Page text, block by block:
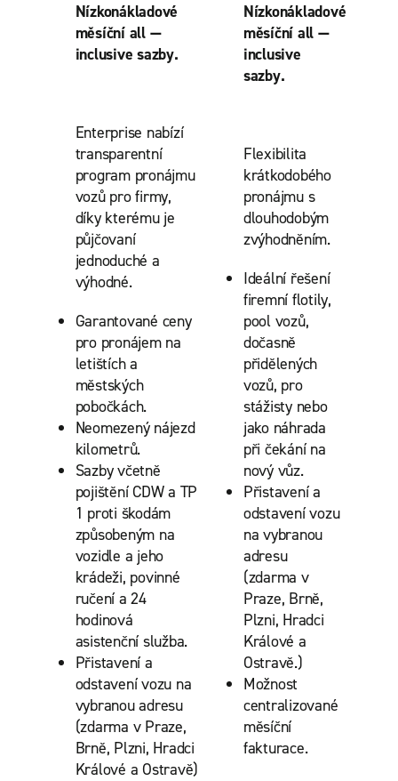
Nízkonákladové
měsíční all —
inclusive sazby.
Enterprise nabízí
transparentní
program pronájmu
vozů pro firmy,
díky kterému je
půjčovaní
jednoduché a
výhodné.
Garantované ceny
pro pronájem na
letištích a
městských
pobočkách.
Neomezený nájezd
kilometrů.
Sazby včetně
pojištění CDW a TP
1 proti škodám
způsobeným na
vozidle a jeho
krádeži, povinné
ručení a 24
hodinová
asistenční služba.
Přistavení a
odstavení vozu na
vybranou adresu
(zdarma v Praze,
Brně, Plzni, Hradci
Králové a Ostravě)
Nízkonákladové
měsíční all —
inclusive
sazby.
Flexibilita
krátkodobého
pronájmu s
dlouhodobým
zvýhodněním.
Ideální řešení
firemní flotily,
pool vozů,
dočasně
přidělených
vozů, pro
stážisty nebo
jako náhrada
při čekání na
nový vůz.
Přistavení a
odstavení vozu
na vybranou
adresu
(zdarma v
Praze, Brně,
Plzni, Hradci
Králové a
Ostravě.)
Možnost
centralizované
měsíční
fakturace.